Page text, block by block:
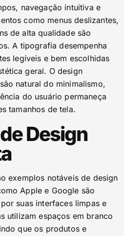
navegação intuitiva e
como menus deslizantes,
de alta qualidade são
A tipografia desempenha
legíveis e bem escolhidas
geral. O design
natural do minimalismo,
do usuário permaneça
tamanhos de tela.
Design
exemplos notáveis de design
Apple e Google são
suas interfaces limpas e
utilizam espaços em branco
que os produtos e